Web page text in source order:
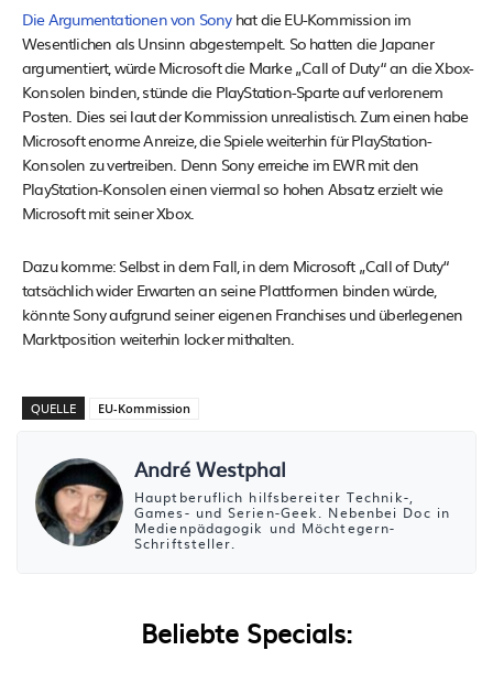
Die Argumentationen von Sonyhat die EU-Kommission im
Wesentlichen als Unsinn abgestempelt. So hatten die Japaner
argumentiert, würde Microsoft die Marke „Call of Duty“ an die Xbox-
Konsolen binden, stünde die PlayStation-Sparte auf verlorenem
Posten. Dies sei laut der Kommission unrealistisch. Zum einen habe
Microsoft enorme Anreize, die Spiele weiterhin für PlayStation-
Konsolen zu vertreiben. Denn Sony erreiche im EWR mit den
PlayStation-Konsolen einen viermal so hohen Absatz erzielt wie
Microsoft mit seiner Xbox.
Dazu komme: Selbst in dem Fall, in dem Microsoft „Call of Duty“
tatsächlich wider Erwarten an seine Plattformen binden würde,
könnte Sony aufgrund seiner eigenen Franchises und überlegenen
Marktposition weiterhin locker mithalten.
QUELLE EU-Kommission
André Westphal
Hauptberuflich hilfsbereiter Technik-,
Games- und Serien-Geek. Nebenbei Doc in
Medienpädagogik und Möchtegern-
Schriftsteller.
Beliebte Specials: